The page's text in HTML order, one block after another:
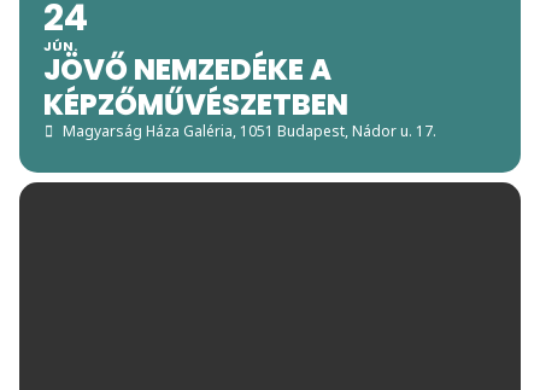
24
JÚN.
JÖVŐ NEMZEDÉKE A
KÉPZŐMŰVÉSZETBEN
Magyarság Háza Galéria, 1051 Budapest, Nádor u. 17.